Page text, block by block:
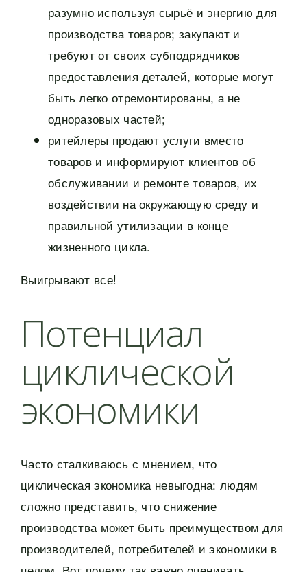
разумно используя сырьё и энергию для
производства товаров; закупают и
требуют от своих субподрядчиков
предоставления деталей, которые могут
быть легко отремонтированы, а не
одноразовых частей;
ритейлеры продают услуги вместо
товаров и информируют клиентов об
обслуживании и ремонте товаров, их
воздействии на окружающую среду и
правильной утилизации в конце
жизненного цикла.
Выигрывают все!
Потенциал
циклической
экономики
Часто сталкиваюсь с мнением, что
циклическая экономика невыгодна: людям
сложно представить, что снижение
производства может быть преимуществом для
производителей, потребителей и экономики в